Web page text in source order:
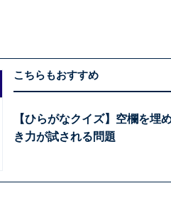
こちらもおすすめ
【ひらがなクイズ】空欄を埋
き力が試される問題